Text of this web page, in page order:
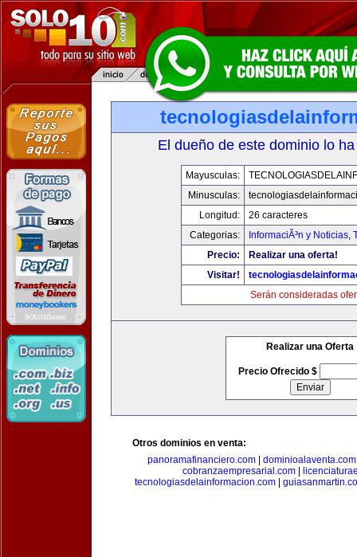
El dueño de este dominio lo
Mayusculas:
Minusculas:
Longitud:
26 caracteres
Categorias:
InformaciÃ³n y Noticias,
Precio:
Realizar una oferta!
Visitar!
Serán consideradas
Realizar una Oferta
Precio Ofrecido $
Otros dominios en venta:
panoramafinanciero.com
dominioalaventa.com
cobranzaempresarial.com
tecnologiasdelainformacion.com|